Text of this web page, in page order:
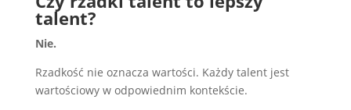
talent?
Nie.
Rzadkość nie oznacza wartości. Każdy talent jest
wartościowy w odpowiednim kontekście.